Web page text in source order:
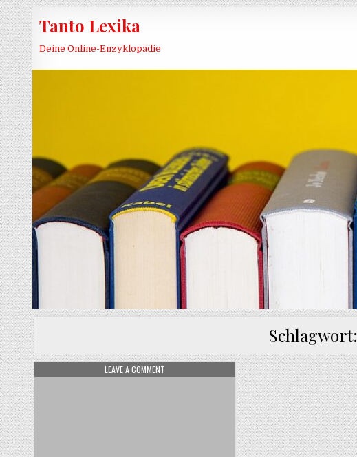
Skip to content
Tanto Lexika
Deine Online-Enzyklopädie
Schlagwort:
LEAVE A COMMENT